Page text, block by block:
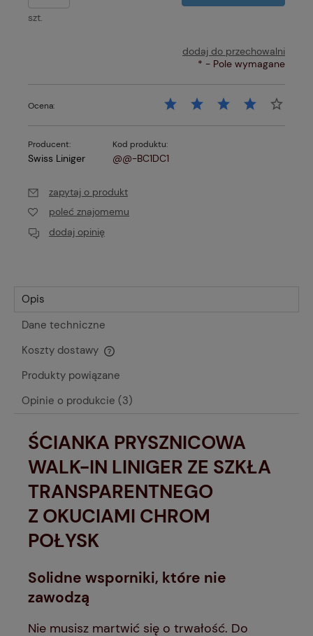
szt.
dodaj do przechowalni
* - Pole wymagane
Ocena:
Producent:
Swiss Liniger
Kod produktu:
@@-BC1DC1
zapytaj o produkt
poleć znajomemu
dodaj opinię
Opis
Dane techniczne
Koszty dostawy
Cena nie zawiera ewentualnych kosztów płatności
Produkty powiązane
Opinie o produkcie (3)
ŚCIANKA PRYSZNICOWA
WALK-IN LINIGER ZE SZKŁA
TRANSPARENTNEGO
Z OKUCIAMI CHROM
POŁYSK
Solidne wsporniki, które nie
zawodzą
Nie musisz martwić się o trwałość. Do